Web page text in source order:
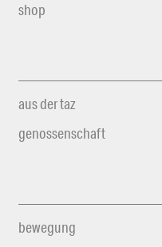
shop
aus der taz
genossenschaft
bewegung